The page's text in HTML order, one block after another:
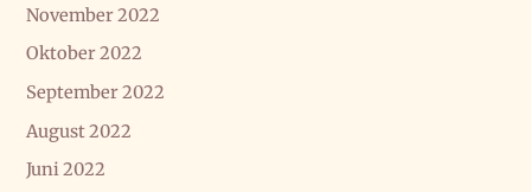
November 2022
Oktober 2022
September 2022
August 2022
Juni 2022